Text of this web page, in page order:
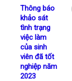
Thông báo
khảo sát
tình trạng
việc làm
của sinh
viên đã tốt
nghiệp năm
2023